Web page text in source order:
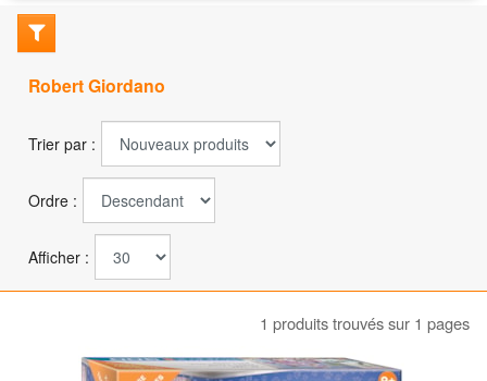
Robert Giordano
Trier par :
Ordre :
Afficher :
1 produits trouvés sur 1 pages